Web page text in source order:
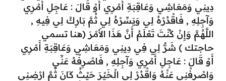
دِينِي وَمَعَاشِي وَعَاقِبَةِ أَمْرِي أَوْ قَالَ : عَاجِلِ أَمْرِي
وَآجِلِهِ , فَاقْدُرْهُ لِي وَيَسِّرْهُ لِي ثُمَّ بَارِكْ لِي فِيهِ ,
اللَّهُمَّ وَإِنْ كُنْتَ تَعْلَمُ أَنَّ هَذَا الأَمْرَ (هنا تسمي
حاجتك ) شَرٌّ لِي فِي دِينِي وَمَعَاشِي وَعَاقِبَةِ أَمْرِي
أَوْ قَالَ : عَاجِلِ أَمْرِي وَآجِلِهِ , فَاصْرِفْهُ عَنِّي
وَاصْرِفْنِي عَنْهُ وَاقْدُرْ لِي الْخَيْرَ حَيْثُ كَانَ ثُمَّ ارْضِنِي